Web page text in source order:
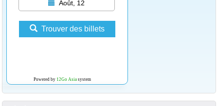
Août, 12
Trouver des billets
Powered by 12Go Asiasystem